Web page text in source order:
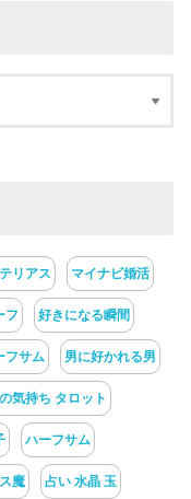
リアス マイナビ婚活
フ 好きになる瞬間
フサム 男に好かれる男
気持ち タロット
ハーフサム
魔 占い 水晶 玉